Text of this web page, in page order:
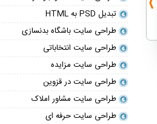
تبدیل PSD به HTML
طراحی سایت باشگاه بدنسازی
طراحی سایت انتخاباتی
طراحی سایت مزایده
طراحی سایت در قزوین
طراحی سایت مشاور املاک
طراحی سایت حرفه ای